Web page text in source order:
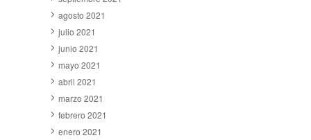
agosto 2021
julio 2021
junio 2021
mayo 2021
abril 2021
marzo 2021
febrero 2021
enero 2021